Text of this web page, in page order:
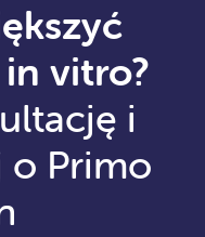
vitro?
i
o Primo